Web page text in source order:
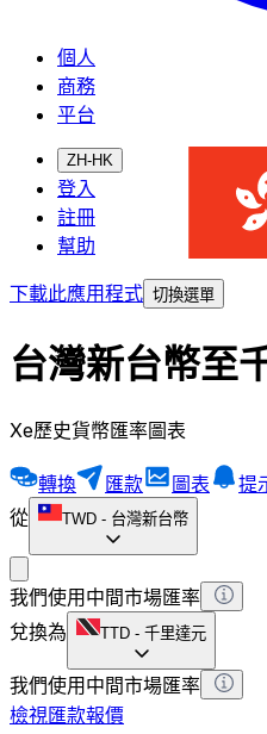
個人
商務
平台
ZH-HK
登入
註冊
幫助
下載此應用程式 切換選單
台灣新台幣至
Xe歷史貨幣匯率圖表
轉換 匯款 圖表
提
從
TWD - 台灣新台幣
我們使用中間市場匯率
兌換為
TTD - 千里達元
我們使用中間市場匯率
檢視匯款報價